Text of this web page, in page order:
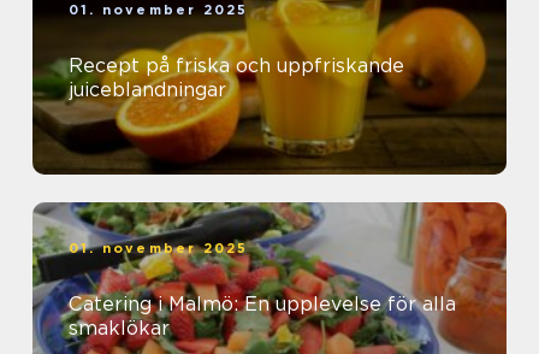
01. november 2025
Recept på friska och uppfriskande
juiceblandningar
01. november 2025
Catering i Malmö: En upplevelse för alla
smaklökar